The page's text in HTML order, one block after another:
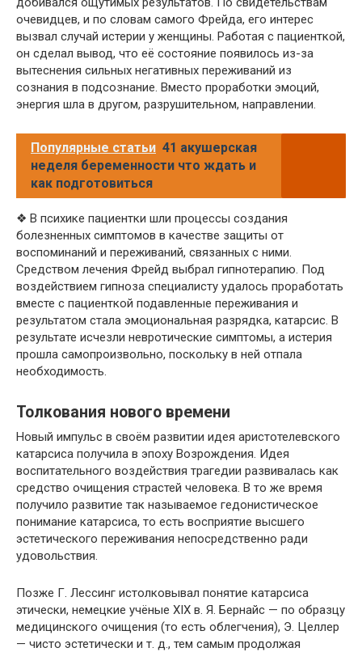
очевидцев, и по словам самого Фрейда, его интерес
вызвал случай истерии у женщины. Работая с пациенткой,
он сделал вывод, что её состояние появилось из-за
вытеснения сильных негативных переживаний из
сознания в подсознание. Вместо проработки эмоций,
энергия шла в другом, разрушительном, направлении.
Популярные статьи 41 акушерская
неделя беременности что ждать и
как подготовиться
❖ В психике пациентки шли процессы создания
болезненных симптомов в качестве защиты от
воспоминаний и переживаний, связанных с ними.
Средством лечения Фрейд выбрал гипнотерапию. Под
воздействием гипноза специалисту удалось проработать
вместе с пациенткой подавленные переживания и
результатом стала эмоциональная разрядка, катарсис. В
результате исчезли невротические симптомы, а истерия
прошла самопроизвольно, поскольку в ней отпала
необходимость.
Толкования нового времени
Новый импульс в своём развитии идея аристотелевского
катарсиса получила в эпоху Возрождения. Идея
воспитательного воздействия трагедии развивалась как
средство очищения страстей человека. В то же время
получило развитие так называемое гедонистическое
понимание катарсиса, то есть восприятие высшего
эстетического переживания непосредственно ради
удовольствия.
Позже Г. Лессинг истолковывал понятие катарсиса
этически, немецкие учёные XIX в. Я. Бернайс — по образцу
медицинского очищения (то есть облегчения), Э. Целлер
— чисто эстетически и т. д., тем самым продолжая